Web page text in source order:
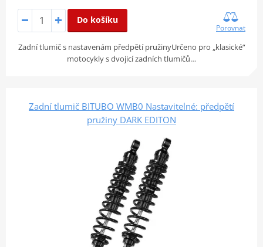
Do košíku
Porovnat
Zadní tlumič s nastavenám předpětí pružinyUrčeno pro „klasické“
motocykly s dvojicí zadních tlumičů…
Zadní tlumič BITUBO WMB0 Nastavitelné: předpětí
pružiny DARK EDITON